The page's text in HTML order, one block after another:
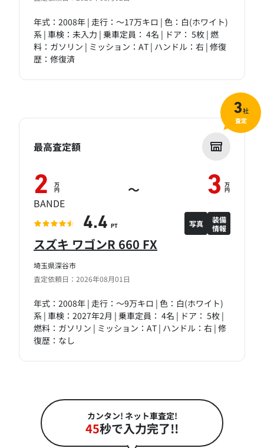
年式：2008年 | 走行：～17万キロ | 色：白(ホワイト)
系 | 車検：未入力 | 乗車定員： 4名 | ドア： 5枚 | 燃
料：ガソリン | ミッション：AT | ハンドル：右 | 修復
歴：修復済
埼玉県深谷市
査定依頼日：2026年08月01日
スズキ ワゴンR 660 FX
年式：2008年 | 走行：～9万キロ | 色：白(ホワイト)
系 | 車検：2027年2月 | 乗車定員： 4名 | ドア： 5枚 |
燃料：ガソリン | ミッション：AT | ハンドル：右 | 修
復歴：なし
最高査定額
2 万
円 ～ 3 万
円
BANDE
4.4 PT 写真
装備
情報
3社
査定
カンタン! ネット車査定!
45秒で入力完了!!